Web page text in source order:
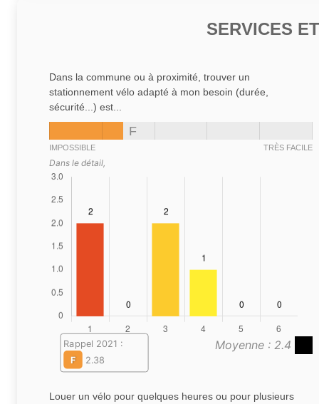
SERVICES
Dans la commune ou à proximité, trouver un
stationnement vélo adapté à mon besoin (durée,
sécurité...) est...
F
IMPOSSIBLE TRÈS FACILE
Dans le détail,
Moyenne : 2.4
Rappel 2021 :
F
2.38
Louer un vélo pour quelques heures ou pour plusieurs